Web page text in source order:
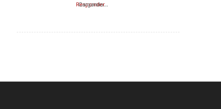
Cargando...
Responder